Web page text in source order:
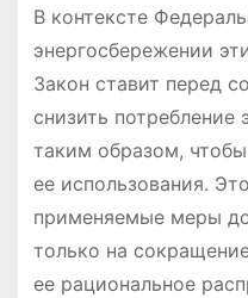
В контексте
энергосбережении
Закон ставит перед
снизить потребление
таким образом,
ее использования․
применяемые меры
только на
ее рациональное